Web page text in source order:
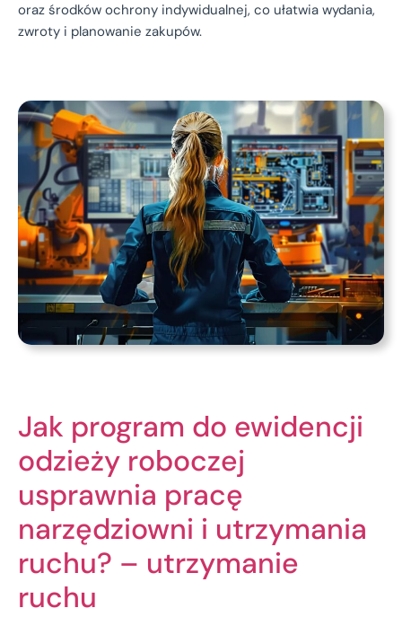
oraz środków ochrony indywidualnej, co ułatwia wydania,
zwroty i planowanie zakupów.
Jak program do ewidencji
odzieży roboczej
usprawnia pracę
narzędziowni i utrzymania
ruchu? – utrzymanie
ruchu